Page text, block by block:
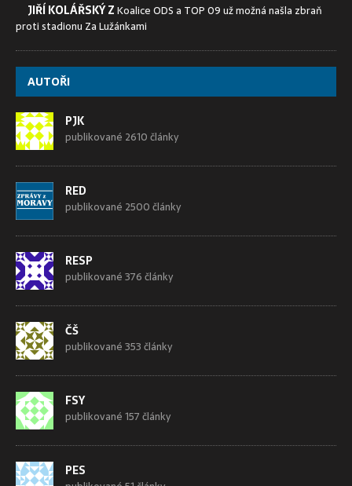
JIŘÍ KOLÁŘSKÝ ZKoalice ODS a TOP 09 už možná našla zbraň
proti stadionu Za Lužánkami
AUTOŘI
PJK
publikované 2610 články
RED
publikované 2500 články
RESP
publikované 376 články
ČŠ
publikované 353 články
FSY
publikované 157 články
PES